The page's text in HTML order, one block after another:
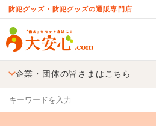
防犯グッズ・防犯グッズの通販専門店
企業・団体の皆さまはこちら